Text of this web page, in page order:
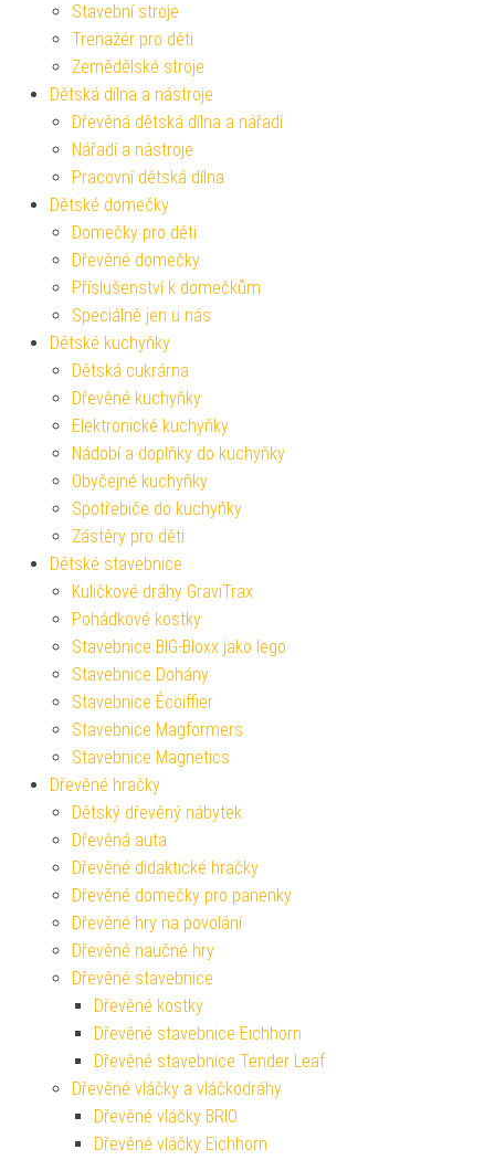
Stavební stroje
Trenažér pro děti
Zemědělské stroje
Dětská dílna a nástroje
Dřevěná dětská dílna a nářadí
Nářadí a nástroje
Pracovní dětská dílna
Dětské domečky
Domečky pro děti
Dřevěné domečky
Příslušenství k domečkům
Speciálně jen u nás
Dětské kuchyňky
Dětská cukrárna
Dřevěné kuchyňky
Elektronické kuchyňky
Nádobí a doplňky do kuchyňky
Obyčejné kuchyňky
Spotřebiče do kuchyňky
Zástěry pro děti
Dětské stavebnice
Kuličkové dráhy GraviTrax
Pohádkové kostky
Stavebnice BIG-Bloxx jako lego
Stavebnice Dohány
Stavebnice Écoiffier
Stavebnice Magformers
Stavebnice Magnetics
Dřevěné hračky
Dětský dřevěný nábytek
Dřevěná auta
Dřevěné didaktické hračky
Dřevěné domečky pro panenky
Dřevěné hry na povolání
Dřevěné naučné hry
Dřevěné stavebnice
Dřevěné kostky
Dřevěné stavebnice Eichhorn
Dřevěné stavebnice Tender Leaf
Dřevěné vláčky a vláčkodráhy
Dřevěné vláčky BRIO
Dřevěné vláčky Eichhorn